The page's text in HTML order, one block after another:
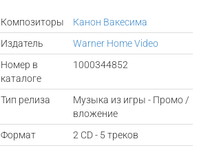
Композиторы
Канон Вакесима
Издатель
Warner Home Video
Номер в
каталоге
1000344852
Тип релиза
Музыка из игры - Промо /
вложение
Формат
2 CD - 5 треков